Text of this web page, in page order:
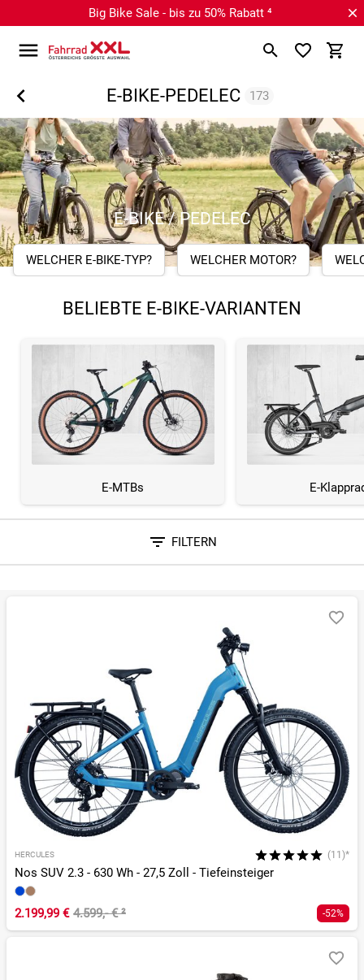
Big Bike Sale - bis zu 50% Rabatt ⁴
E-BIKE-PEDELEC 173
E-BIKE / PEDELEC
WELCHER E-BIKE-TYP? WELCHER MOTOR?
BELIEBTE E-BIKE-VARIANTEN
E-MTBs E-
FILTERN
HERCULES (11)*
Nos SUV 2.3 - 630 Wh - 27,5 Zoll - Tiefeinsteiger
2.199,99 € 4.599,- €² -52%